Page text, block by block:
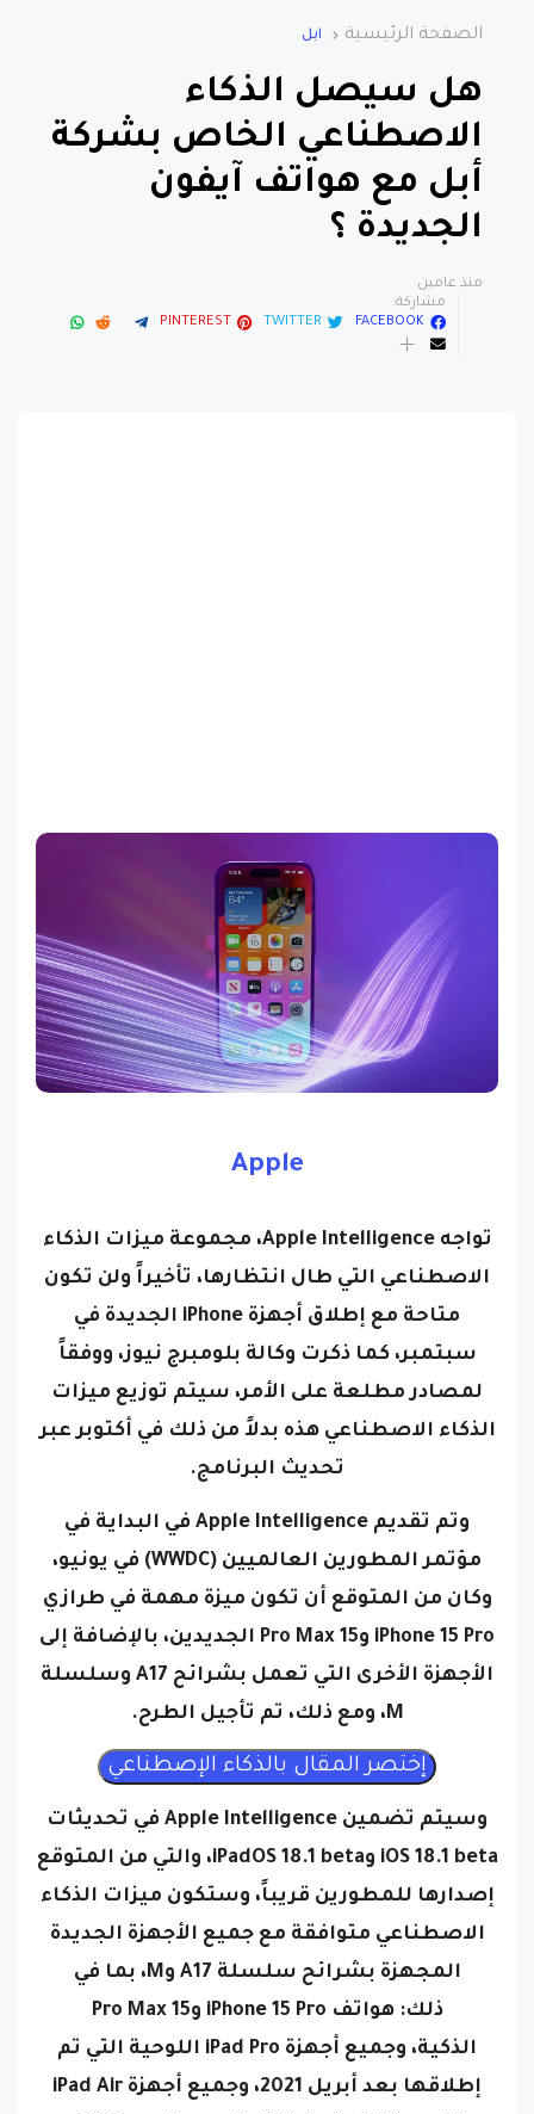
الصفحة الرئيسية ابل
هل سيصل الذكاء
الاصطناعي الخاص بشركة
أبل مع هواتف آيفون
الجديدة ؟
منذ عامين
مشاركة:
FACEBOOK
TWITTER
PINTEREST
Apple
تواجه Apple Intelligence، مجموعة ميزات الذكاء
الاصطناعي التي طال انتظارها، تأخيراً ولن تكون
متاحة مع إطلاق أجهزة iPhone الجديدة في
سبتمبر، كما ذكرت وكالة بلومبرج نيوز، ووفقاً
لمصادر مطلعة على الأمر، سيتم توزيع ميزات
الذكاء الاصطناعي هذه بدلاً من ذلك في أكتوبر عبر
تحديث البرنامج.
وتم تقديم Apple Intelligence في البداية في
مؤتمر المطورين العالميين (WWDC) في يونيو،
وكان من المتوقع أن تكون ميزة مهمة في طرازي
iPhone 15 Pro و15 Pro Max الجديدين، بالإضافة إلى
الأجهزة الأخرى التي تعمل بشرائح A17 وسلسلة
M، ومع ذلك، تم تأجيل الطرح.
وسيتم تضمين Apple Intelligence في تحديثات
iOS 18.1 beta وiPadOS 18.1 beta، والتي من المتوقع
إصدارها للمطورين قريباً، وستكون ميزات الذكاء
الاصطناعي متوافقة مع جميع الأجهزة الجديدة
المجهزة بشرائح سلسلة A17 وM، بما في
ذلك:
هواتف iPhone 15 Pro و15 Pro Max
الذكية،
وجميع أجهزة iPad Pro اللوحية التي تم
إطلاقها بعد أبريل 2021، و
جميع أجهزة iPad Air